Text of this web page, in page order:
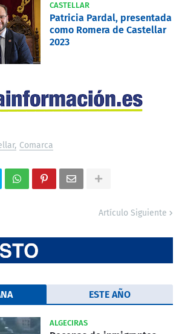
CASTELLAR
Patricia Pardal, presentada
como Romera de Castellar
2023
Comarca
Artículo Siguiente
ESTE AÑO
ALGECIRAS